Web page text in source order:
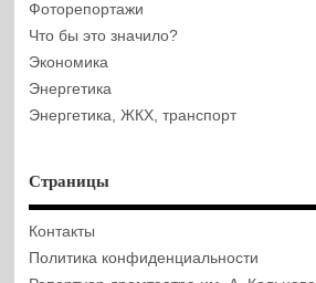
Фоторепортажи
Что бы это значило?
Экономика
Энергетика
Энергетика, ЖКХ, транспорт
Страницы
Контакты
Политика конфиденциальности